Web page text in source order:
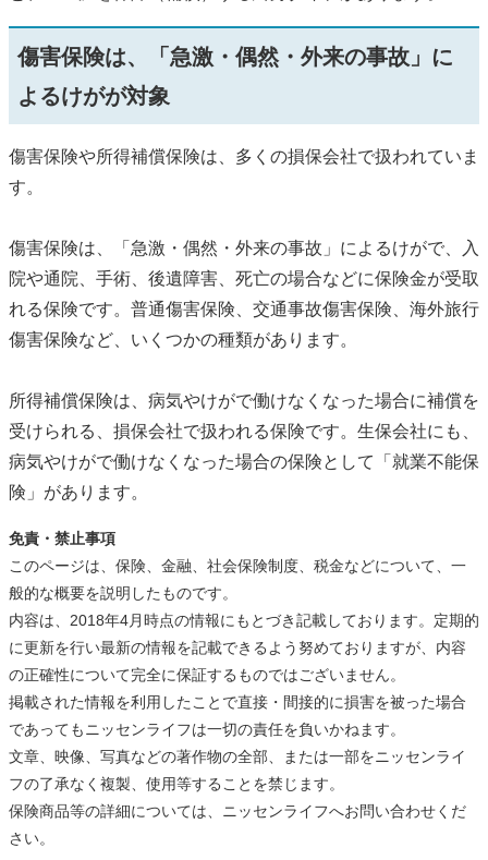
傷害保険は、「急激・偶然・外来の事故」に
よるけがが対象
傷害保険や所得補償保険は、多くの損保会社で扱われていま
す。
傷害保険は、「急激・偶然・外来の事故」によるけがで、入
院や通院、手術、後遺障害、死亡の場合などに保険金が受取
れる保険です。普通傷害保険、交通事故傷害保険、海外旅行
傷害保険など、いくつかの種類があります。
所得補償保険は、病気やけがで働けなくなった場合に補償を
受けられる、損保会社で扱われる保険です。生保会社にも、
病気やけがで働けなくなった場合の保険として「就業不能保
険」があります。
免責・禁止事項
このページは、保険、金融、社会保険制度、税金などについて、一
般的な概要を説明したものです。
内容は、2018年4月時点の情報にもとづき記載しております。定期的
に更新を行い最新の情報を記載できるよう努めておりますが、内容
の正確性について完全に保証するものではございません。
掲載された情報を利用したことで直接・間接的に損害を被った場合
であってもニッセンライフは一切の責任を負いかねます。
文章、映像、写真などの著作物の全部、または一部をニッセンライ
フの了承なく複製、使用等することを禁じます。
保険商品等の詳細については、ニッセンライフへお問い合わせくだ
さい。